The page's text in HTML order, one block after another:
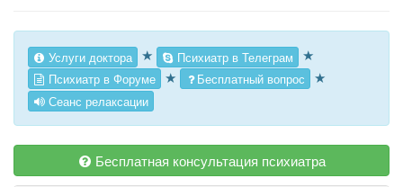
Услуги доктора ★ Психиатр в Телеграм ★
Психиатр в Форуме ★ Бесплатный вопрос ★
Сеанс релаксации
Бесплатная консультация психиатра